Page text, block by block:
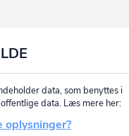
data, som benyttes i
data. Læs mere her:
oplysninger?